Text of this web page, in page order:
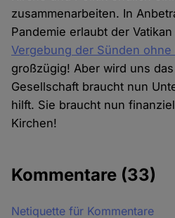
zusammenarbeiten. In
Pandemie erlaubt der
Vergebung der Sünden ohne
großzügig! Aber wird uns
Gesellschaft braucht nun
hilft. Sie braucht nun
Kirchen!
Kommentare (33)
Netiquette für Kommentare